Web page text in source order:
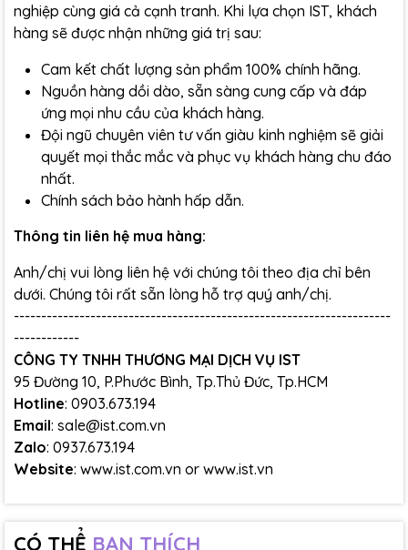
nghiệp cùng giá cả cạnh tranh. Khi lựa chọn IST, khách
hàng sẽ được nhận những giá trị sau:
Cam kết chất lượng sản phẩm 100% chính hãng.
Nguồn hàng dồi dào, sẵn sàng cung cấp và đáp
ứng mọi nhu cầu của khách hàng.
Đội ngũ chuyên viên tư vấn giàu kinh nghiệm sẽ giải
quyết mọi thắc mắc và phục vụ khách hàng chu đáo
nhất.
Chính sách bảo hành hấp dẫn.
Thông tin liên hệ mua hàng:
Anh/chị vui lòng liên hệ với chúng tôi theo địa chỉ bên
dưới. Chúng tôi rất sẵn lòng hỗ trợ quý anh/chị.
---------------------------------------------------------------------
------------
CÔNG TY TNHH THƯƠNG MẠI DỊCH VỤ IST
95 Đường 10, P.Phước Bình, Tp.Thủ Đức, Tp.HCM
Hotline: 0903.673.194
Email: sale@ist.com.vn
Zalo: 0937.673.194
Website: www.ist.com.vn or www.ist.vn
CÓ THỂ BẠN THÍCH